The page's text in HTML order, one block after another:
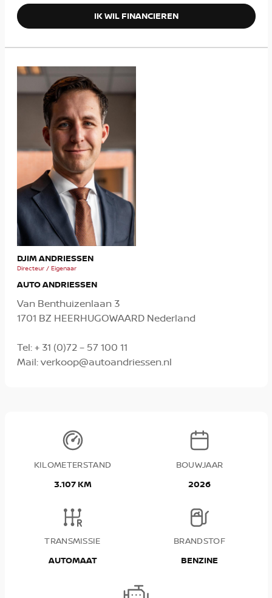
IK WIL FINANCIEREN
DJIM ANDRIESSEN
Directeur / Eigenaar
AUTO ANDRIESSEN
Van Benthuizenlaan 3
1701 BZ HEERHUGOWAARD Nederland
Tel:+ 31 (0)72 – 57 100 11
Mail:verkoop@autoandriessen.nl
KILOMETERSTAND
3.107 KM
BOUWJAAR
2026
TRANSMISSIE
AUTOMAAT
BRANDSTOF
BENZINE